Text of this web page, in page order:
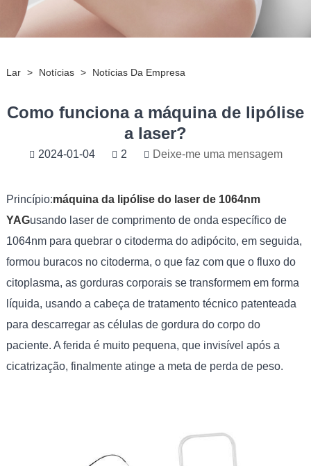
Lar > Notícias > Notícias Da Empresa
Como funciona a máquina de lipólise
a laser?
2024-01-04 2 Deixe-me uma mensagem
Princípio:máquina da lipólise do laser de 1064nm
YAGusando laser de comprimento de onda específico de
1064nm para quebrar o citoderma do adipócito, em seguida,
formou buracos no citoderma, o que faz com que o fluxo do
citoplasma, as gorduras corporais se transformem em forma
líquida, usando a cabeça de tratamento técnico patenteada
para descarregar as células de gordura do corpo do
paciente. A ferida é muito pequena, que invisível após a
cicatrização, finalmente atinge a meta de perda de peso.